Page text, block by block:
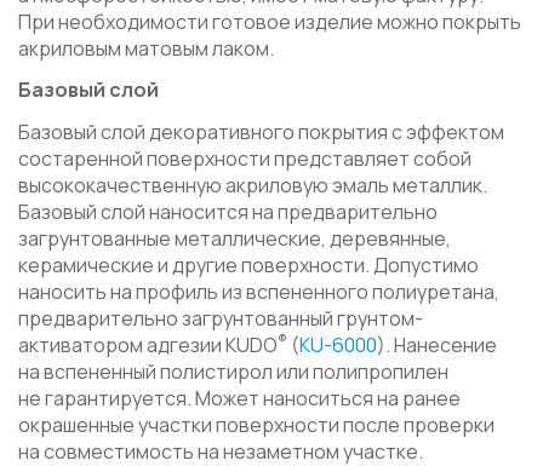
При необходимости готовое изделие можно покрыть
акриловым матовым лаком.
Базовый слой
Базовый слой декоративного покрытия с эффектом
состаренной поверхности представляет собой
высококачественную акриловую эмаль металлик.
Базовый слой наносится на предварительно
загрунтованные металлические, деревянные,
керамические и другие поверхности. Допустимо
наносить на профиль из вспененного полиуретана,
предварительно загрунтованный грунтом-
активатором адгезии KUDO® (KU-6000). Нанесение
на вспененный полистирол или полипропилен
не гарантируется. Может наноситься на ранее
окрашенные участки поверхности после проверки
на совместимость на незаметном участке.